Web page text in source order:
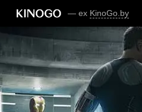
— ex KinoGo.by